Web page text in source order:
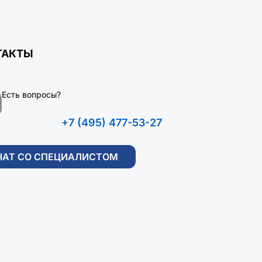
Есть вопросы?
+7 (495) 477-53-27
СО СПЕЦИАЛИСТОМ